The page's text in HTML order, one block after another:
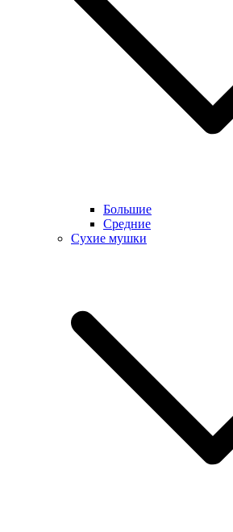
Большие
Средние
Сухие мушки